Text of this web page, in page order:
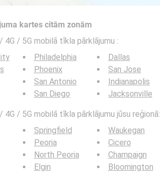
kartes citām zonām
4G / 5G mobilā tīkla pārklājumu :
Philadelphia
Phoenix
San Antonio
San Diego
Dallas
San Jose
Indianapolis
Jacksonville
4G / 5G mobilā tīkla pārklājumu jūsu reģionā:
Springfield
Peoria
North Peoria
Elgin
Waukegan
Cicero
Champaign
Bloomington